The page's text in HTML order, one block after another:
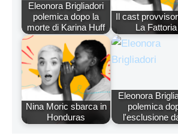
Eleonora Brigliadori
polemica dopo la
morte di Karina Huff
Il cast
La Fattoria
Nina Moric sbarca in
Honduras
Eleonora
polemica
l'esclusione